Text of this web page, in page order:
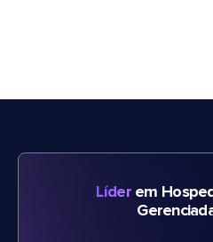
Líderem